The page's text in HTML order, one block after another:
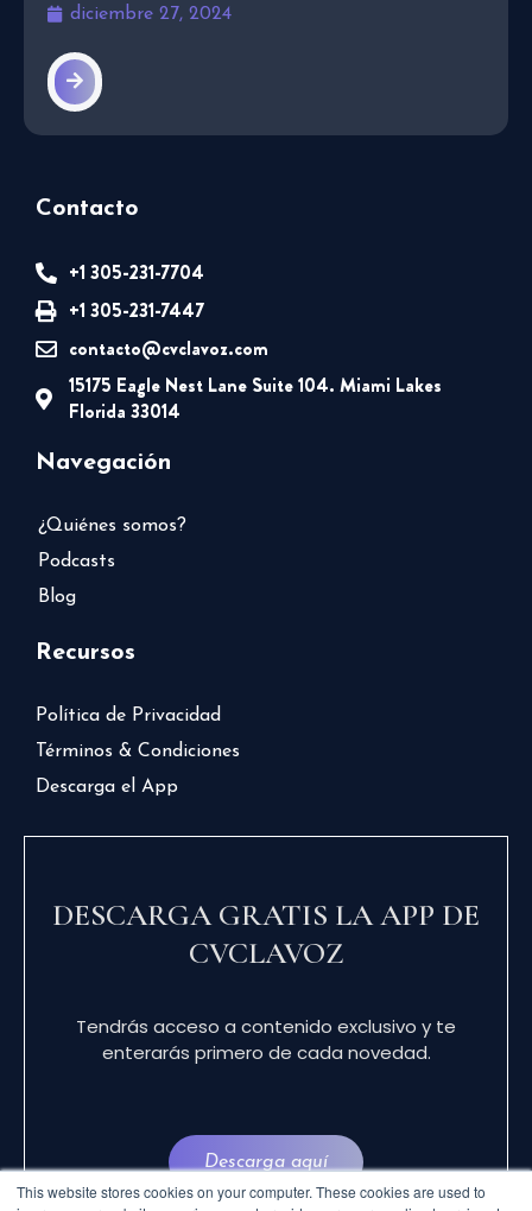
This website stores cookies on your computer. These cookies are used to
diciembre 27, 2024
Contacto
+1 305-231-7704
+1 305-231-7447
contacto@cvclavoz.com
15175 Eagle Nest Lane Suite 104. Miami Lakes
Florida 33014
Navegación
¿Quiénes somos?
Podcasts
Blog
Recursos
Política de Privacidad
Términos & Condiciones
Descarga el App
DESCARGA GRATIS LA APP DE
CVCLAVOZ
Tendrás acceso a contenido exclusivo y te
enterarás primero de cada novedad.
Descarga aquí